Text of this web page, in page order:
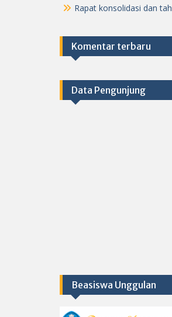
Rapat konsolidasi dan tah
Komentar terbaru
Data Pengunjung
Beasiswa Unggulan